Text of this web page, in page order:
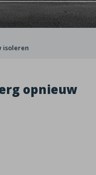
isoleren
opnieuw